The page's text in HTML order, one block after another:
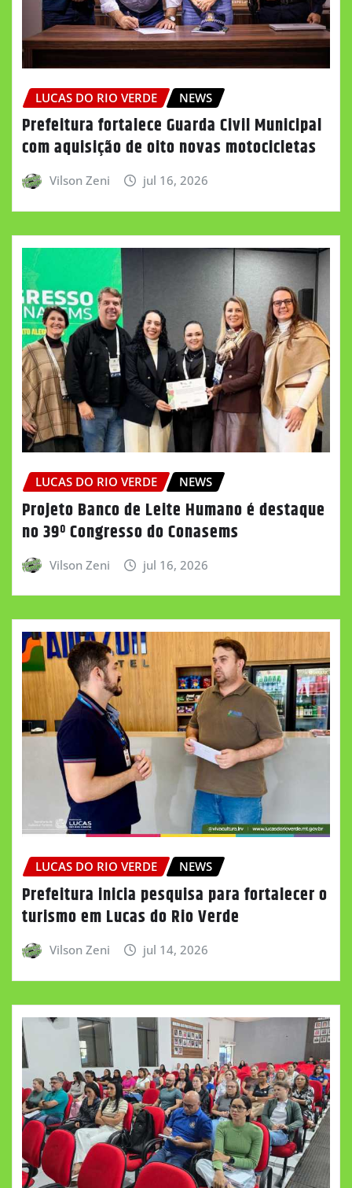
LUCAS DO RIO VERDE NEWS
Prefeitura fortalece Guarda Civil Municipal
com aquisição de oito novas motocicletas
Vilson Zeni jul 16, 2026
LUCAS DO RIO VERDE NEWS
Projeto Banco de Leite Humano é destaque
no 39º Congresso do Conasems
Vilson Zeni jul 16, 2026
LUCAS DO RIO VERDE NEWS
Prefeitura inicia pesquisa para fortalecer o
turismo em Lucas do Rio Verde
Vilson Zeni jul 14, 2026